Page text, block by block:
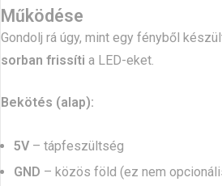
Működése
Gondolj rá úgy, mint egy fényből
sorban frissíti a LED-eket.
Bekötés (alap):
5V– tápfeszültség
GND – közös föld (ez nem